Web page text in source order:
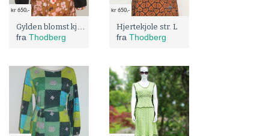
kr 650,-
fra Thodberg
kr 650,-
Hjertekjole str. L
fra Thodberg